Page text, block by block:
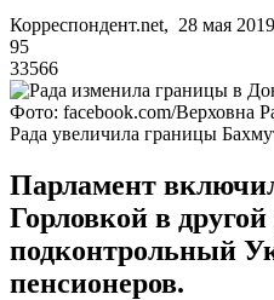
Корреспондент.net, 28 мая
95
33566
Фото: facebook.com/Верховна
Рада увеличила границы
Парламент
Горловкой в
подконтрольный
пенсионеров.